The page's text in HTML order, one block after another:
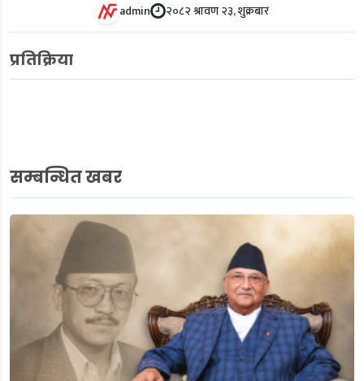
admin २०८२ श्रावण २३, शुक्रबार
प्रतिक्रिया
सम्बन्धित खबर